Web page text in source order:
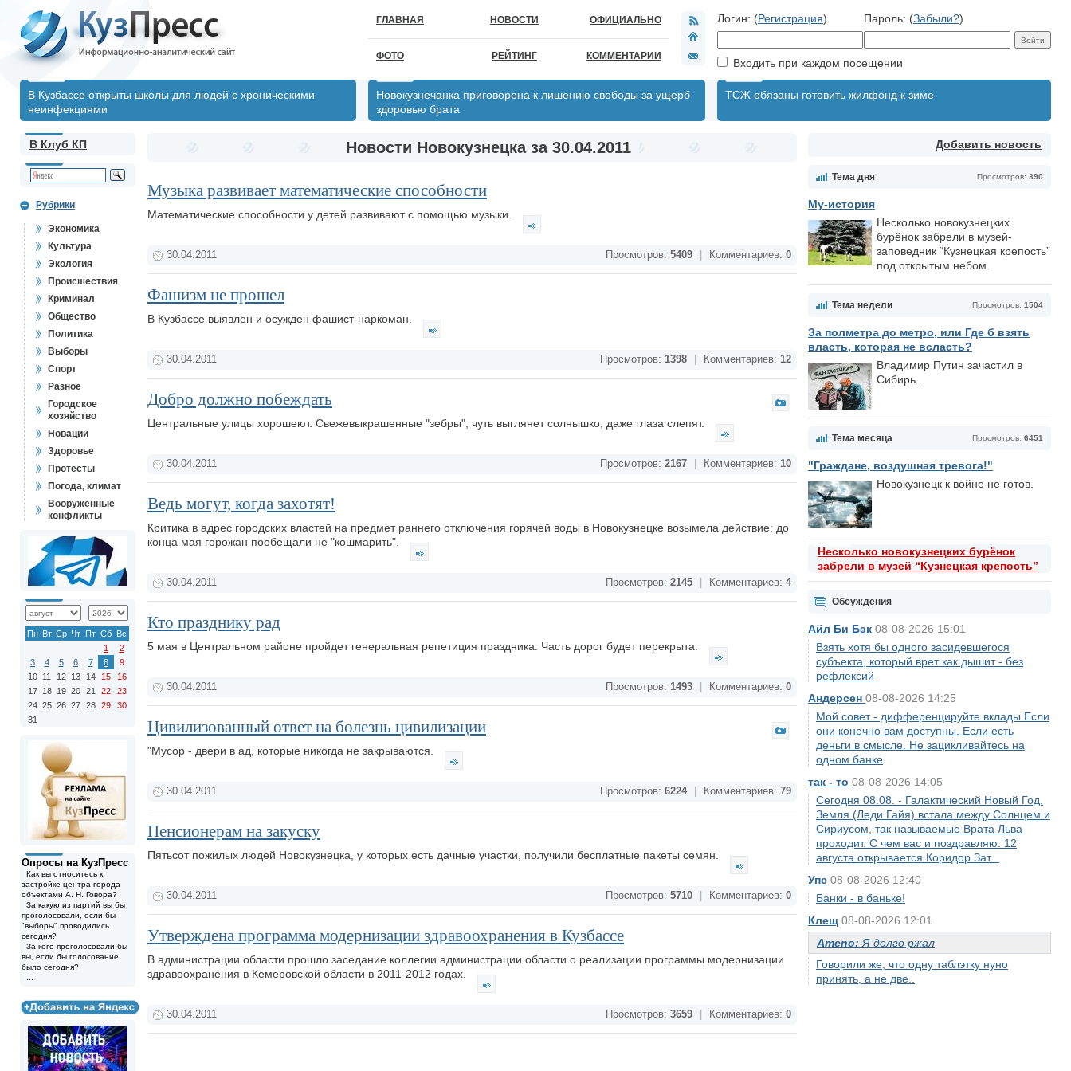
ГЛАВНАЯ НОВОСТИ ОФИЦИАЛЬНО
ФОТО РЕЙТИНГ КОММЕНТАРИИ
Логин: (Регистрация) Пароль: (Забыли?)
Входить при каждом посещении
В Кузбассе открыты школы для людей с хроническими
неинфекциями
Новокузнечанка приговорена к лишению свободы за ущерб
здоровью брата
ТСЖ обязаны готовить жилфонд к зиме
Добавить новость
Просмотров: 390
Тема дня
Му-история
Несколько новокузнецких
бурёнок забрели в музей-
заповедник “Кузнецкая крепость”
под открытым небом.
Просмотров: 1504
Тема недели
За полметра до метро, или Где б взять
власть, которая не всласть?
Владимир Путин зачастил в
Сибирь...
Просмотров: 6451
Тема месяца
"Граждане, воздушная тревога!"
Новокузнецк к войне не готов.
Несколько новокузнецких бурёнок
забрели в музей “Кузнецкая крепость”
Обсуждения
Айл Би Бэк 08-08-2026 15:01
Взять хотя бы одного засидевшегося
субъекта, который врет как дышит - без
рефлексий
Андерсен 08-08-2026 14:25
Мой совет - дифференцируйте вклады Если
они конечно вам доступны. Если есть
деньги в смысле. Не зацикливайтесь на
одном банке
так - то 08-08-2026 14:05
Сегодня 08.08. - Галактический Новый Год.
Земля (Леди Гайя) встала между Солнцем и
Сириусом, так называемые Врата Льва
проходит. С чем вас и поздравляю. 12
августа открывается Коридор Зат...
Упс 08-08-2026 12:40
Банки - в баньке!
Клещ 08-08-2026 12:01
Ameno: Я долго ржал
Говорили же, что одну таблэтку нуно
принять, а не две..
В Клуб КП
Рубрики
Экономика
Культура
Экология
Происшествия
Криминал
Общество
Политика
Выборы
Спорт
Разное
Городское
хозяйство
Новации
Здоровье
Протесты
Погода, климат
Вооружённые
конфликты
Пн Вт Ср Чт Пт Сб Вс
1
2
3
4 5 6 7 8
9
10 11 12 13 14 15
16
17 18 19 20 21 22
23
24 25 26 27 28 29
30
31
Опросы на КузПресс
Как вы относитесь к
застройке центра города
объектами А. Н. Говора?
За какую из партий вы бы
проголосовали, если бы
"выборы" проводились
сегодня?
За кого проголосовали бы
вы, если бы голосование
было сегодня?
Новости Новокузнецка за 30.04.2011
Музыка развивает математические способности
Математические способности у детей развивают с помощью музыки.
30.04.2011 Просмотров: 5409 Комментариев: 0
Фашизм не прошел
В Кузбассе выявлен и осужден фашист-наркоман.
30.04.2011 Просмотров: 1398 Комментариев: 12
Добро должно побеждать
Центральные улицы хорошеют. Свежевыкрашенные "зебры", чуть выглянет солнышко, даже глаза слепят.
30.04.2011 Просмотров: 2167 Комментариев: 10
Ведь могут, когда захотят!
Критика в адрес городских властей на предмет раннего отключения горячей воды в Новокузнецке возымела действие: до
конца мая горожан пообещали не "кошмарить".
30.04.2011 Просмотров: 2145 Комментариев: 4
Кто празднику рад
5 мая в Центральном районе пройдет генеральная репетиция праздника. Часть дорог будет перекрыта.
30.04.2011 Просмотров: 1493 Комментариев: 0
Цивилизованный ответ на болезнь цивилизации
"Мусор - двери в ад, которые никогда не закрываются.
30.04.2011 Просмотров: 6224 Комментариев: 79
Пенсионерам на закуску
Пятьсот пожилых людей Новокузнецка, у которых есть дачные участки, получили бесплатные пакеты семян.
30.04.2011 Просмотров: 5710 Комментариев: 0
Утверждена программа модернизации здравоохранения в Кузбассе
В администрации области прошло заседание коллегии администрации области о реализации программы модернизации
здравоохранения в Кемеровской области в 2011-2012 годах.
30.04.2011 Просмотров: 3659 Комментариев: 0